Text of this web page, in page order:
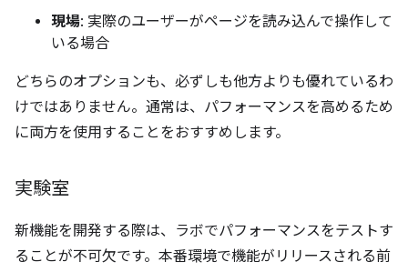
現場: 実際のユーザーがページを読み込んで操作して
いる場合
どちらのオプションも、必ずしも他方よりも優れているわ
けではありません。通常は、パフォーマンスを高めるため
に両方を使用することをおすすめします。
実験室
新機能を開発する際は、ラボでパフォーマンスをテストす
ることが不可欠です。本番環境で機能がリリースされる前